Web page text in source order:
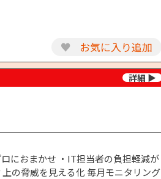
♥ お気に入り追加
におまかせ ・IT担当者の負担軽減が
の脅威を見える化 毎月モニタリング